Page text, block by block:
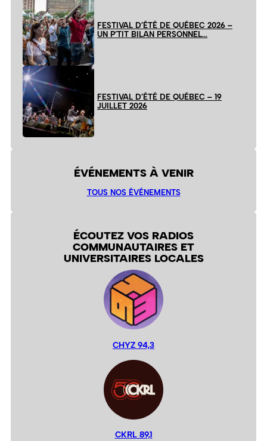
FESTIVAL D’ÉTÉ DE QUÉBEC 2026 –
UN P’TIT BILAN PERSONNEL…
FESTIVAL D’ÉTÉ DE QUÉBEC – 19
JUILLET 2026
ÉVÉNEMENTS À VENIR
TOUS NOS ÉVÉNEMENTS
ÉCOUTEZ VOS RADIOS
COMMUNAUTAIRES ET
UNIVERSITAIRES LOCALES
CHYZ 94,3
CKRL 89,1